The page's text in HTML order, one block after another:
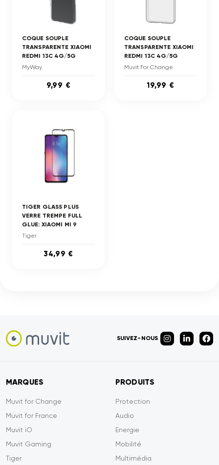
COQUE SOUPLE
TRANSPARENTE XIAOMI
REDMI 13C 4G/5G
MyWay
9,99 €
COQUE SOUPLE
TRANSPARENTE XIAOMI
REDMI 13C 4G/5G
Muvit For Change
19,99 €
TIGER GLASS PLUS
VERRE TREMPE FULL
GLUE: XIAOMI MI 9
Tiger
34,99 €
SUIVEZ-NOUS
MARQUES
Muvit for Change
Muvit for France
Muvit iO
Muvit Gaming
Tiger
PRODUITS
Protection
Audio
Energie
Mobilité
Multimédia